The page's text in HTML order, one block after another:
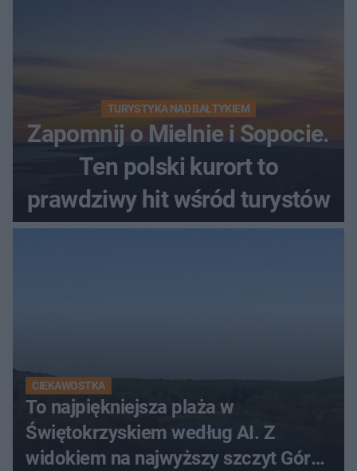
TURYSTYKA NAD BAŁTYKIEM
Zapomnij o Mielnie i Sopocie.
Ten polski kurort to
prawdziwy hit wśród turystów
CIEKAWOSTKA
To najpiękniejsza plaża w
Świętokrzyskiem według AI. Z
widokiem na najwyższy szczyt Gór